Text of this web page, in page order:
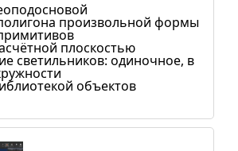
произвольной формы
плоскостью
светильников: одиночное, в
объектов